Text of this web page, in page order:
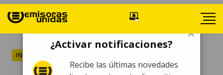
INTERNACIONALES
×
¿Activar notificaciones?
Recibe las últimas novedades